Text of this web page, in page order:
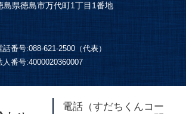
島県徳島市万代町1丁目1番地
話番号:088-621-2500（代表）
人番号:4000020360007
電話（すだちくんコー